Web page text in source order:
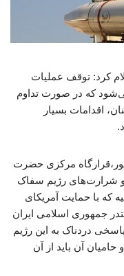
کرد: توقف عملیات
که در صورت تداوم
اقدامات بسیار
مرکزی حضرت
و شرارت‌های رژیم سفاک
که با حمایت آمریکای
جمهوری اسلامی ایران
دردناک به این رژیم
آن باید از آن